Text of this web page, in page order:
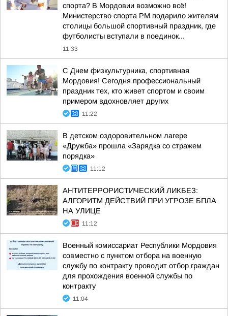
спорта? В Мордовии возможно всё!
Министерство спорта РМ подарило жителям
столицы большой спортивный праздник, где
футболисты вступали в поединок...
11:33
С Днем физкультурника, спортивная
Мордовия! Сегодня профессиональный
праздник тех, кто живет спортом и своим
примером вдохновляет других
11:22
В детском оздоровительном лагере
«Дружба» прошла «Зарядка со стражем
порядка»
11:12
АНТИТЕРРОРИСТИЧЕСКИЙ ЛИКБЕЗ:
АЛГОРИТМ ДЕЙСТВИЙ ПРИ УГРОЗЕ БПЛА
НА УЛИЦЕ
11:12
Военный комиссариат Республики Мордовия
совместно с пунктом отбора на военную
службу по контракту проводит отбор граждан
для прохождения военной службы по
контракту
11:04